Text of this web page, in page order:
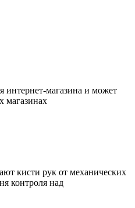
интернет-магазина и может
магазинах
кисти рук от механических
контроля над